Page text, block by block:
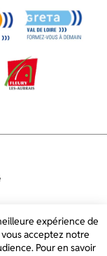
expérience de
vous acceptez notre
Pour en savoir